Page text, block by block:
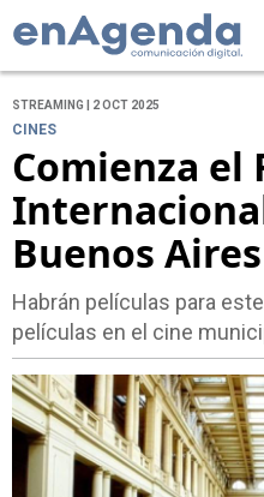
STREAMING | 2 OCT 2025
CINES
Comienza el
Buenos
Habrán películas para
películas en el cine